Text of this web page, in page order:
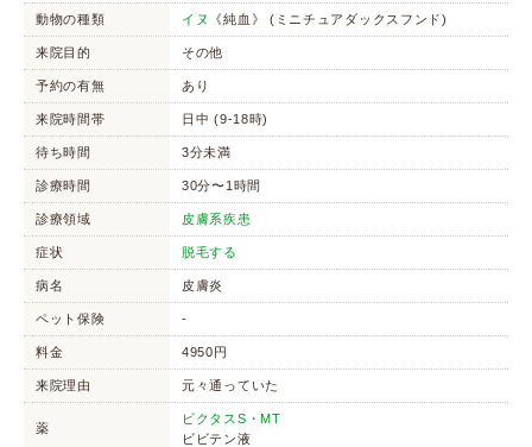
動物の種類 イヌ 《純血》 (ミニチュアダックスフンド)
来院目的 その他
予約の有無 あり
来院時間帯 日中 (9-18時)
待ち時間 3分未満
診療時間 30分〜1時間
診療領域 皮膚系疾患
症状 脱毛する
病名 皮膚炎
ペット保険 -
料金 4950円
来院理由 元々通っていた
薬
ビクタスS・MT
ビビテン液